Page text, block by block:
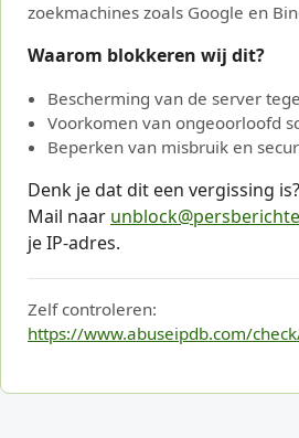
zoekmachines zoals Google en
Waarom blokkeren wij dit?
Bescherming van de server
Voorkomen van ongeoorloofd
Beperken van misbruik en
Denk je dat dit een vergissing is?
Mail naar
je IP-adres.
Zelf controleren:
https://www.abuseipdb.com/